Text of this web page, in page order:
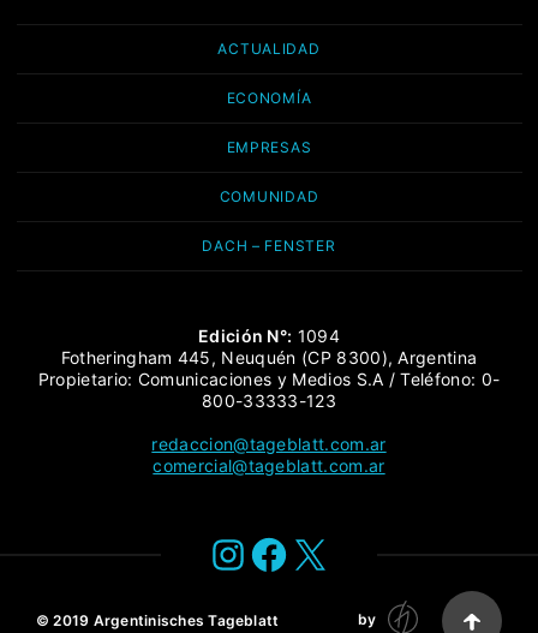
ACTUALIDAD
ECONOMÍA
EMPRESAS
COMUNIDAD
DACH – FENSTER
Edición N°: 1094
Fotheringham 445, Neuquén (CP 8300), Argentina
Propietario: Comunicaciones y Medios S.A / Teléfono: 0-
800-33333-123
redaccion@tageblatt.com.ar
comercial@tageblatt.com.ar
Instagram
Facebook
X
© 2019 Argentinisches Tageblatt by